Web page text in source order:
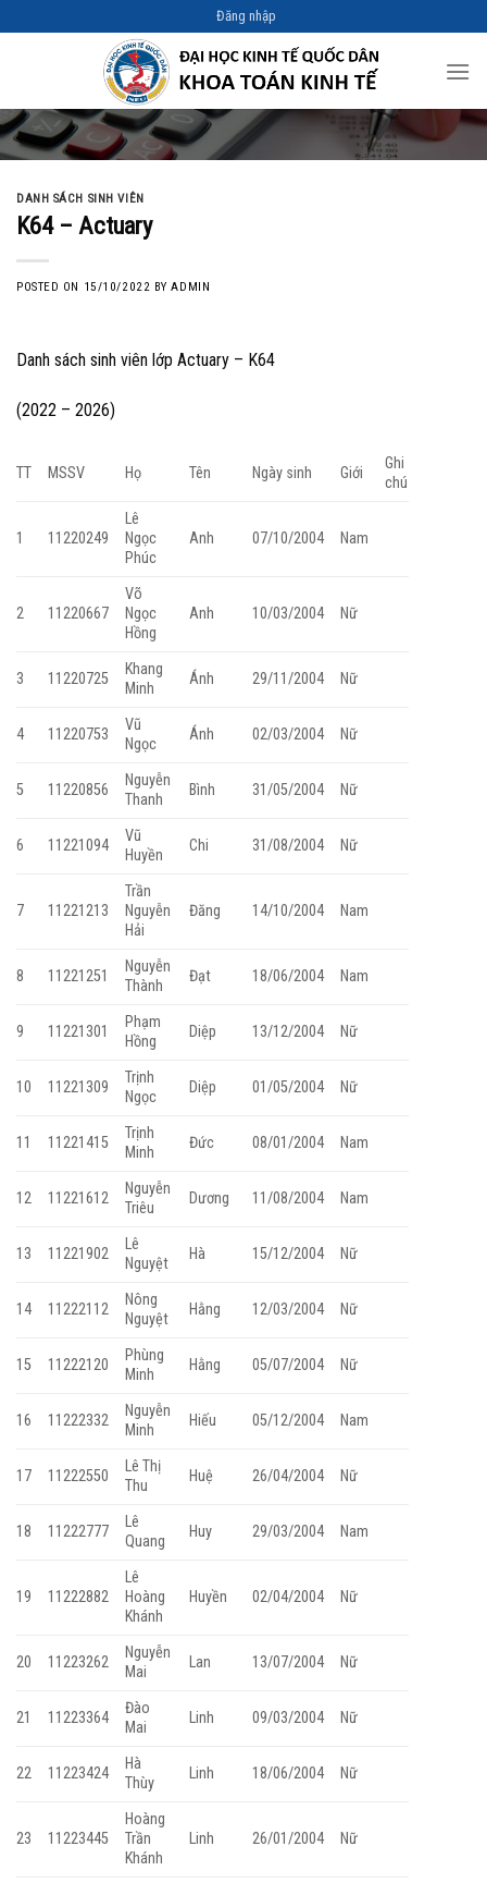
to
Đăng nhập
DANH SÁCH SINH VIÊN
K64 – Actuary
POSTED ON 15/10/2022 BYADMIN
Danh sách sinh viên lớp Actuary – K64
(2022 – 2026)
TT MSSV Họ Tên Ngày sinh Giới
Ghi
chú
1 11220249
Lê
Ngọc
Phúc
Anh 07/10/2004 Nam
2 11220667
Võ
Ngọc
Hồng
Anh 10/03/2004 Nữ
3 11220725
Khang
Minh
Ánh 29/11/2004 Nữ
4 11220753
Vũ
Ngọc
Ánh 02/03/2004 Nữ
5 11220856
Nguyễn
Thanh
Bình 31/05/2004 Nữ
6 11221094
Vũ
Huyền
Chi 31/08/2004 Nữ
7 11221213
Trần
Nguyễn
Hải
Đăng 14/10/2004 Nam
8 11221251
Nguyễn
Thành
Đạt 18/06/2004 Nam
9 11221301
Phạm
Hồng
Diệp 13/12/2004 Nữ
10 11221309
Trịnh
Ngọc
Diệp 01/05/2004 Nữ
11 11221415
Trịnh
Minh
Đức 08/01/2004 Nam
12 11221612
Nguyễn
Triêu
Dương 11/08/2004 Nam
13 11221902
Lê
Nguyệt
Hà 15/12/2004 Nữ
14 11222112
Nông
Nguyệt
Hằng 12/03/2004 Nữ
15 11222120
Phùng
Minh
Hằng 05/07/2004 Nữ
16 11222332
Nguyễn
Minh
Hiếu 05/12/2004 Nam
17 11222550
Lê Thị
Thu
Huệ 26/04/2004 Nữ
18 11222777
Lê
Quang
Huy 29/03/2004 Nam
19 11222882
Lê
Hoàng
Khánh
Huyền 02/04/2004 Nữ
20 11223262
Nguyễn
Mai
Lan 13/07/2004 Nữ
21 11223364
Đào
Mai
Linh 09/03/2004 Nữ
22 11223424
Hà
Thùy
Linh 18/06/2004 Nữ
23 11223445
Hoàng
Trần
Khánh
Linh 26/01/2004 Nữ